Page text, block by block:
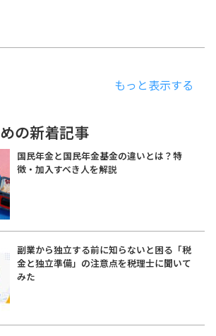
もっと表示する
の新着記事
国民年金と国民年金基金の違いとは？特
徴・加入すべき人を解説
副業から独立する前に知らないと困る「税
金と独立準備」の注意点を税理士に聞いて
みた